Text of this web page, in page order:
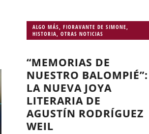
ALGO MÁS, FIORAVANTE DE SIMONE,
HISTORIA, OTRAS NOTICIAS
“MEMORIAS DE
NUESTRO BALOMPIÉ”:
LA NUEVA JOYA
LITERARIA DE
AGUSTÍN RODRÍGUEZ
WEIL